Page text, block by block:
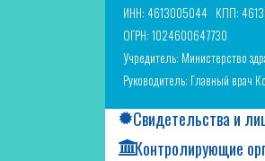
ИНН: 4613005044 КПП:
ОГРН: 1024600647730
Учредитель: Министерство
Руководитель: Главный врач
Свидетельства и
Контролирующие